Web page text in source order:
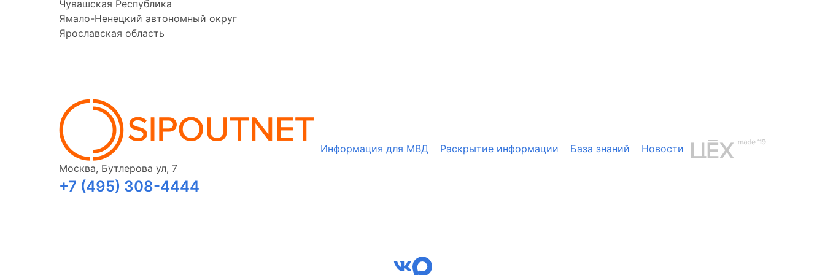
Чувашская Республика
Ямало-Ненецкий автономный округ
Ярославская область
Москва, Бутлерова ул, 7
+7 (495) 308-4444
Информация для МВД Раскрытие информации База знаний Новости